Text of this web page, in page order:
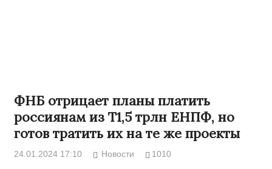
ФНБ отрицает планы платить
россиянам из Т1,5 трлн ЕНПФ, но
готов тратить их на те же проекты
24.01.2024 17:10 Новости 1010